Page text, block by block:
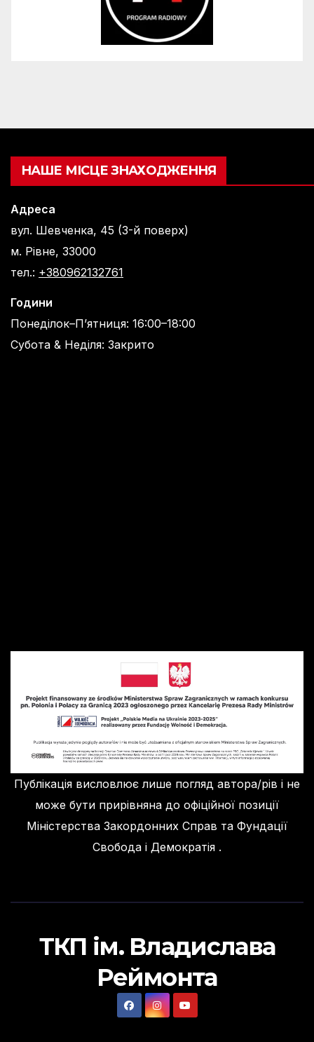
НАШЕ МІСЦЕ ЗНАХОДЖЕННЯ
Адреса
вул. Шевченка, 45 (3-й поверх)
м. Рівне, 33000
тел.: +380962132761
Години
Понеділок–П’ятниця: 16:00–18:00
Субота & Неділя: Закрито
Публікація висловлює лише погляд автора/рів і не
може бути прирівняна до офіційної позиції
Міністерства Закордонних Справ та Фундації
Свобода і Демократія .
ТКП ім. Владислава
Реймонта